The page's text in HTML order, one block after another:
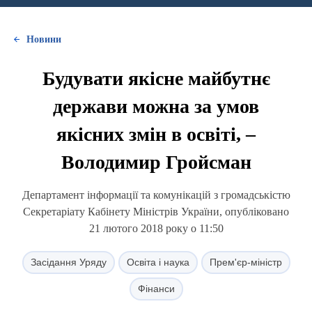
Новини
Будувати якісне майбутнє
держави можна за умов
якісних змін в освіті, –
Володимир Гройсман
Департамент інформації та комунікацій з громадськістю
Секретаріату Кабінету Міністрів України, опубліковано
21 лютого 2018 року о 11:50
Засідання Уряду Освіта і наука Прем'єр-міністр
Фінанси